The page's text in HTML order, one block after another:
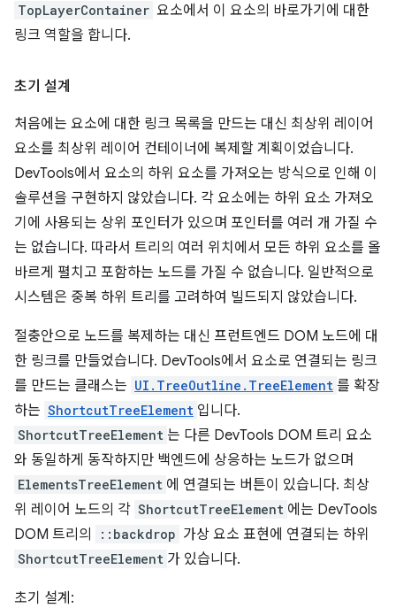
TopLayerContainer 요소에서 이 요소의 바로가기에 대한
링크 역할을 합니다.
초기 설계
처음에는 요소에 대한 링크 목록을 만드는 대신 최상위 레이어
요소를 최상위 레이어 컨테이너에 복제할 계획이었습니다.
DevTools에서 요소의 하위 요소를 가져오는 방식으로 인해 이
솔루션을 구현하지 않았습니다. 각 요소에는 하위 요소 가져오
기에 사용되는 상위 포인터가 있으며 포인터를 여러 개 가질 수
는 없습니다. 따라서 트리의 여러 위치에서 모든 하위 요소를 올
바르게 펼치고 포함하는 노드를 가질 수 없습니다. 일반적으로
시스템은 중복 하위 트리를 고려하여 빌드되지 않았습니다.
절충안으로 노드를 복제하는 대신 프런트엔드 DOM 노드에 대
한 링크를 만들었습니다. DevTools에서 요소로 연결되는 링크
를 만드는 클래스는 UI.TreeOutline.TreeElement 를 확장
하는 ShortcutTreeElement 입니다.
ShortcutTreeElement 는 다른 DevTools DOM 트리 요소
와 동일하게 동작하지만 백엔드에 상응하는 노드가 없으며
ElementsTreeElement 에 연결되는 버튼이 있습니다. 최상
위 레이어 노드의 각 ShortcutTreeElement 에는 DevTools
DOM 트리의
::backdrop 가상 요소 표현에 연결되는 하위
ShortcutTreeElement 가 있습니다.
초기 설계: